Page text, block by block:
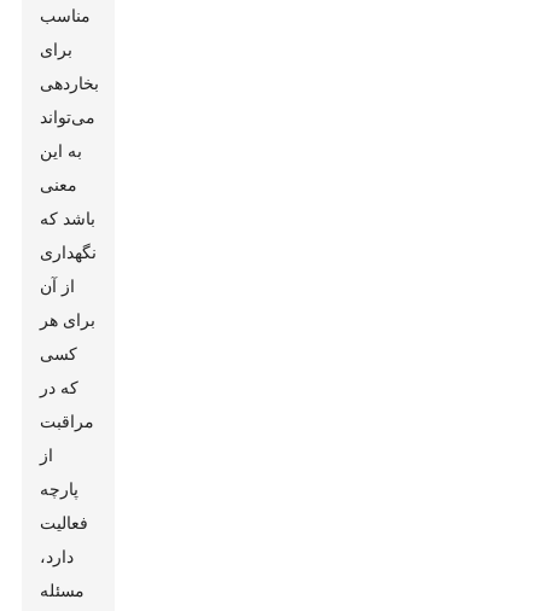
مناسب
برای
بخاردهی
می‌تواند
به این
معنی
باشد که
نگهداری
از آن
برای هر
کسی
که در
مراقبت
از
پارچه
فعالیت
دارد،
مسئله